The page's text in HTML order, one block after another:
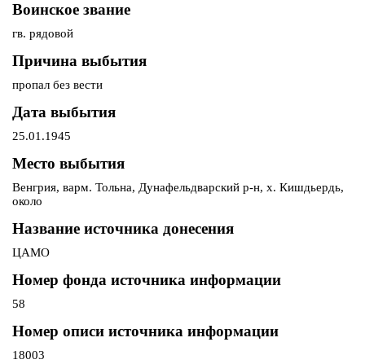
Воинское звание
гв. рядовой
Причина выбытия
пропал без вести
Дата выбытия
25.01.1945
Место выбытия
Венгрия, варм. Тольна, Дунафельдварский р-н, х. Кишдьердь,
около
Название источника донесения
ЦАМО
Номер фонда источника информации
58
Номер описи источника информации
18003